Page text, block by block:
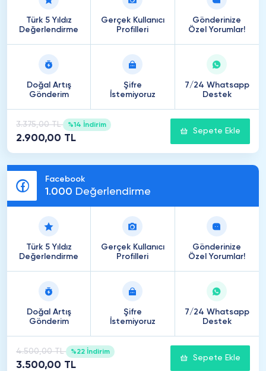
Türk 5 Yıldız
Değerlendirme
Gerçek Kullanıcı
Profilleri
Gönderinize
Özel Yorumlar!
Doğal Artış
Gönderim
Şifre
İstemiyoruz
7/24 Whatsapp
Destek
3.375,00 TL %14 İndirim
2.900,00 TL
Sepete Ekle
Facebook
1 .000 Değerlendirme
Türk 5 Yıldız
Değerlendirme
Gerçek Kullanıcı
Profilleri
Gönderinize
Özel Yorumlar!
Doğal Artış
Gönderim
Şifre
İstemiyoruz
7/24 Whatsapp
Destek
4.500,00 TL %22 İndirim
3.500,00 TL
Sepete Ekle